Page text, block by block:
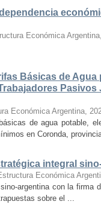
Económica Argentina,
Básicas de
Económica Argentina,
de agua potable,
en Coronda,
integral
Económica
argentina con la
sobre el ...